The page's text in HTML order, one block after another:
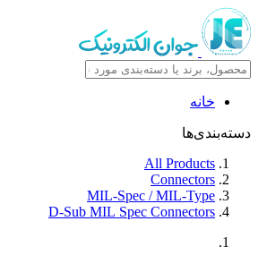
خانه
All Products
Connectors
MIL-Spec / MIL-Type
D-Sub MIL Spec Connectors